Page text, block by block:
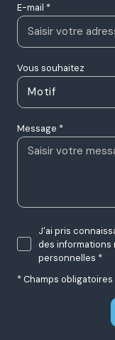
E-mail *
Vous souhaitez
Motif
Message *
J'ai pris
des informations
personnelles *
* Champs obligatoires